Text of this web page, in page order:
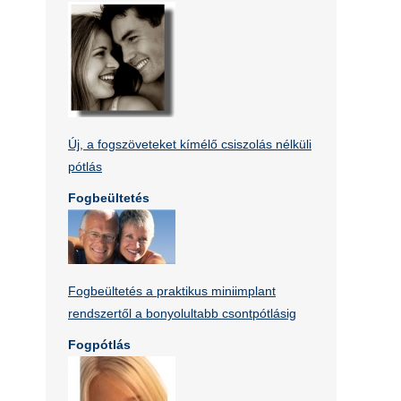
Új, a fogszöveteket kímélő csiszolás nélküli
pótlás
Fogbeültetés
Fogbeültetés a praktikus miniimplant
rendszertől a bonyolultabb csontpótlásig
Fogpótlás